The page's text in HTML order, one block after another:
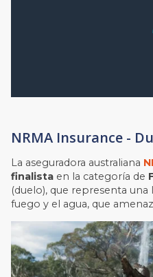
NRMA Insurance -
La aseguradora australiana
finalista en la categoría de
(duelo), que representa
fuego y el agua, que